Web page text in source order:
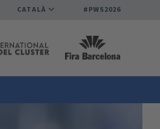
CATALÀ #PWS2026